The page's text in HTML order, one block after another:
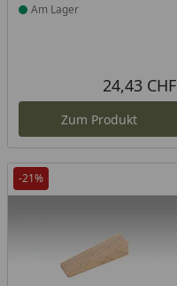
Am Lager
24,43 CHF
Zum Produkt
-21%